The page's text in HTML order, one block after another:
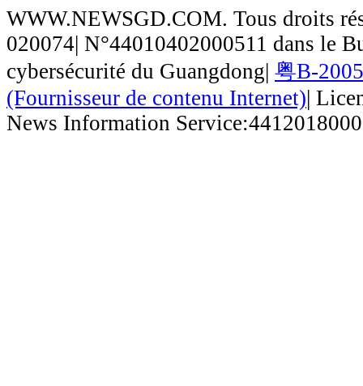
WWW.NEWSGD.COM. Tous droits
020074| N°44010402000511 dans le
cybersécurité du Guangdong| 粤B-
(Fournisseur de contenu Internet)|
News Information